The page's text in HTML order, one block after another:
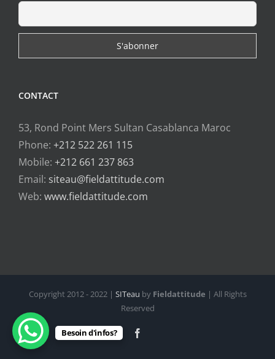
CONTACT
53, Rond Point Mers Sultan Casablanca Maroc
Phone: +212 522 261 115
Mobile: +212 661 237 863
Email: siteau@fieldattitude.com
Web: www.fieldattitude.com
Copyright 2012 - 2022 | SITeau by Fieldattitude | All Rights
Reserved
Besoin d'infos?